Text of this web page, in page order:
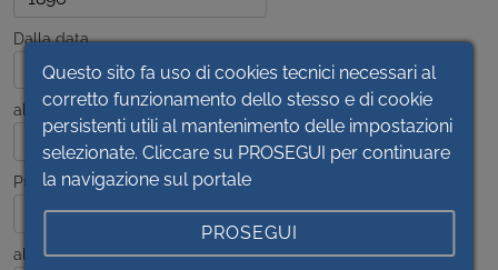
Dalla data
alla data
Pubblicato dal
al
Questo sito fa uso di cookies tecnici necessari al
corretto funzionamento dello stesso e di cookie
persistenti utili al mantenimento delle impostazioni
selezionate. Cliccare su PROSEGUI per continuare
la navigazione sul portale
PROSEGUI